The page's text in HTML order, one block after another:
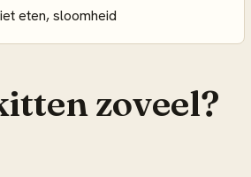
eten, sloomheid
zoveel?